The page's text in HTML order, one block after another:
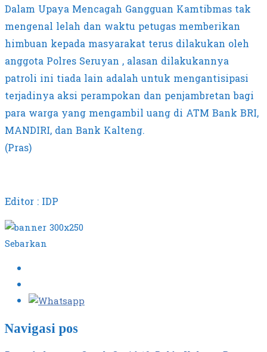
Dalam Upaya Mencagah Gangguan Kamtibmas tak
mengenal lelah dan waktu petugas memberikan
himbuan kepada masyarakat terus dilakukan oleh
anggota Polres Seruyan , alasan dilakukannya
patroli ini tiada lain adalah untuk mengantisipasi
terjadinya aksi perampokan dan penjambretan bagi
para warga yang mengambil uang di ATM Bank BRI,
MANDIRI, dan Bank Kalteng.
(Pras)
Editor : IDP
Sebarkan
Navigasi pos